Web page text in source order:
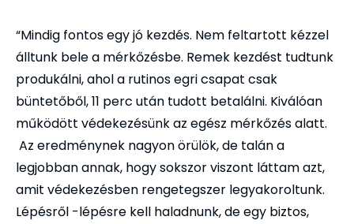
“Mindig fontos egy jó kezdés. Nem feltartott kézzel
álltunk bele a mérkőzésbe. Remek kezdést tudtunk
produkálni, ahol a rutinos egri csapat csak
büntetőből, 11 perc után tudott betalálni. Kiválóan
működött védekezésünk az egész mérkőzés alatt.
Az eredménynek nagyon örülök, de talán a
legjobban annak, hogy sokszor viszont láttam azt,
amit védekezésben rengetegszer legyakoroltunk.
Lépésről -lépésre kell haladnunk, de egy biztos,